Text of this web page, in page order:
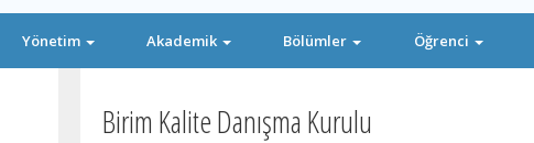
Yönetim Akademik Bölümler Öğrenci
Birim Kalite Danışma Kurulu